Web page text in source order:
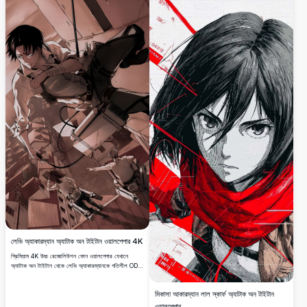
লেভি অ্যাকারম্যান অ্যাটাক অন টাইটান ওয়ালপেপার 4K
প্রিমিয়াম 4K উচ্চ রেজোলিউশন ফোন ওয়ালপেপার যেখানে
অ্যাটাক অন টাইটান থেকে লেভি অ্যাকারম্যানকে গতিশীল ODM
মিকাসা আকারম্যান লাল স্কার্ফ অ্যাটাক অন টাইটান